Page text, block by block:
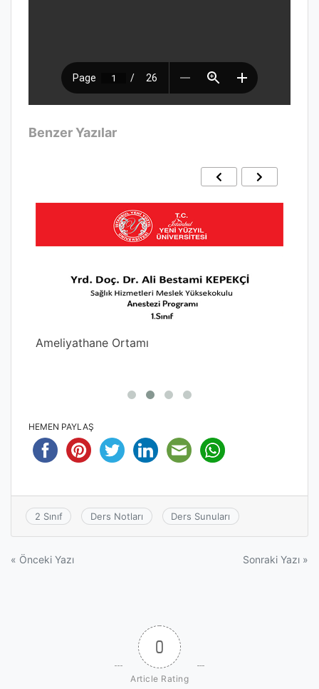
Benzer Yazılar
Ameliyathane Ortamı
HEMEN PAYLAŞ
2 Sınıf Ders Notları Ders Sunuları
Yazı
« Önceki Yazı Sonraki Yazı »
0
Article Rating